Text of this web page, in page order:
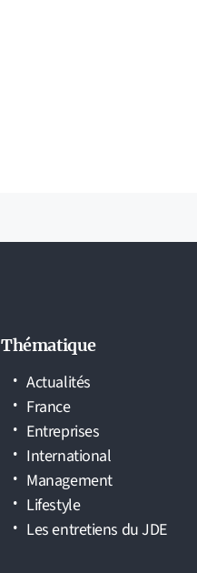
Thématique
Actualités
France
Entreprises
International
Management
Lifestyle
Les entretiens du JDE